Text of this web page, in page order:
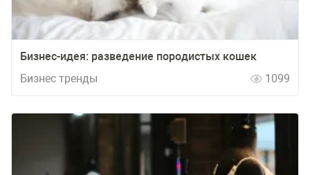
Бизнес-идея: разведение породистых кошек
Бизнес тренды
1099